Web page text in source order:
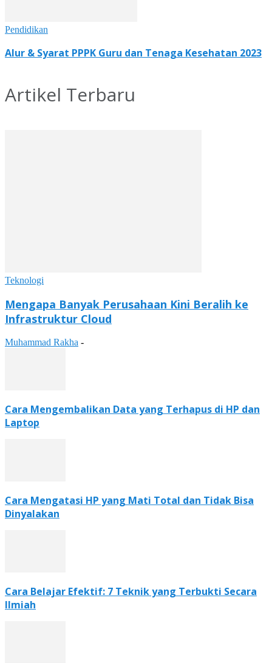
Pendidikan
Alur & Syarat PPPK Guru dan Tenaga Kesehatan 2023
Artikel Terbaru
Teknologi
Mengapa Banyak Perusahaan Kini Beralih ke
Infrastruktur Cloud
Muhammad Rakha -
Cara Mengembalikan Data yang Terhapus di HP dan
Laptop
Cara Mengatasi HP yang Mati Total dan Tidak Bisa
Dinyalakan
Cara Belajar Efektif: 7 Teknik yang Terbukti Secara
Ilmiah